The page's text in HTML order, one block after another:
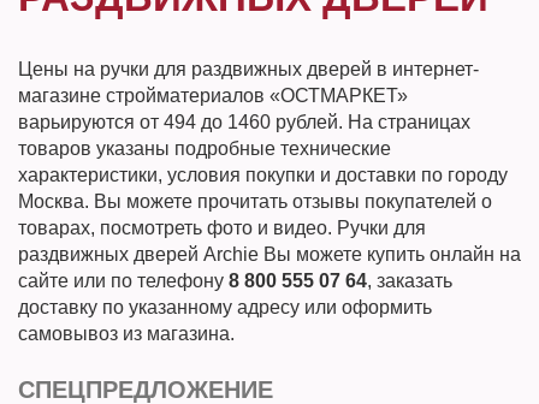
Цены на ручки для раздвижных дверей в интернет-
магазине стройматериалов «ОСТМАРКЕТ»
варьируются от 494 до 1460 рублей. На страницах
товаров указаны подробные технические
характеристики, условия покупки и доставки по городу
Москва. Вы можете прочитать отзывы покупателей о
товарах, посмотреть фото и видео. Ручки для
раздвижных дверей Archie Вы можете купить онлайн на
сайте или по телефону 8 800 555 07 64, заказать
доставку по указанному адресу или оформить
самовывоз из магазина.
СПЕЦПРЕДЛОЖЕНИЕ